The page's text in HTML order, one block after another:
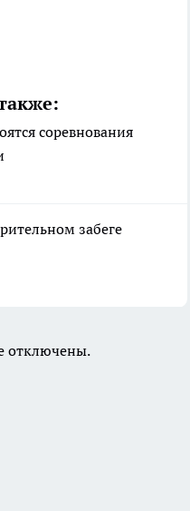
соревнования
забеге
отключены.